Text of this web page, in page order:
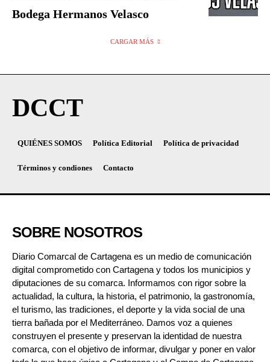
Bodega Hermanos Velasco
CARGAR MÁS
DCCT
QUIÉNES SOMOS Política Editorial Política de privacidad
Términos y condiones Contacto
SOBRE NOSOTROS
Diario Comarcal de Cartagena es un medio de comunicación
digital comprometido con Cartagena y todos los municipios y
diputaciones de su comarca. Informamos con rigor sobre la
actualidad, la cultura, la historia, el patrimonio, la gastronomía,
el turismo, las tradiciones, el deporte y la vida social de una
tierra bañada por el Mediterráneo. Damos voz a quienes
construyen el presente y preservan la identidad de nuestra
comarca, con el objetivo de informar, divulgar y poner en valor